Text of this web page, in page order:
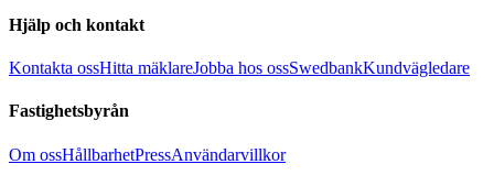
Hjälp och kontakt
Kontakta ossHitta mäklareJobba hos ossSwedbankKundvägledare
Fastighetsbyrån
Om ossHållbarhetPressAnvändarvillkor